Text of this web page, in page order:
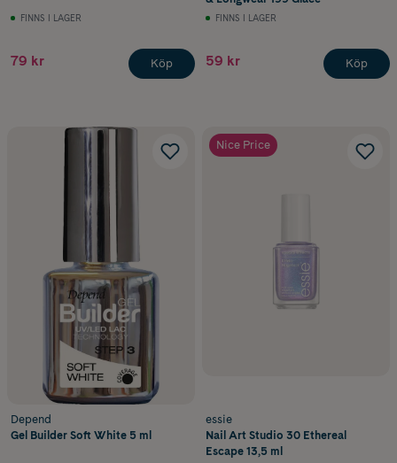
FINNS I LAGER
79 kr Köp
FINNS I LAGER
59 kr Köp
Depend
Gel Builder Soft White 5 ml
Nice Price
essie
Nail Art Studio 30 Ethereal
Escape 13,5 ml